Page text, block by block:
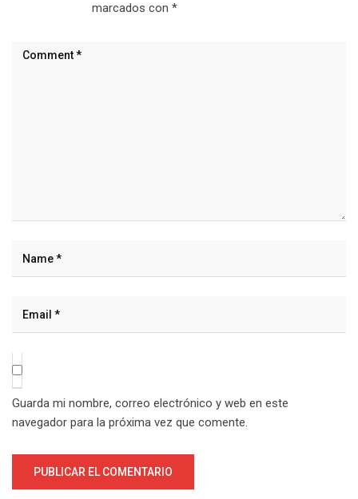
marcados con *
Guarda mi nombre, correo electrónico y web en este
navegador para la próxima vez que comente.